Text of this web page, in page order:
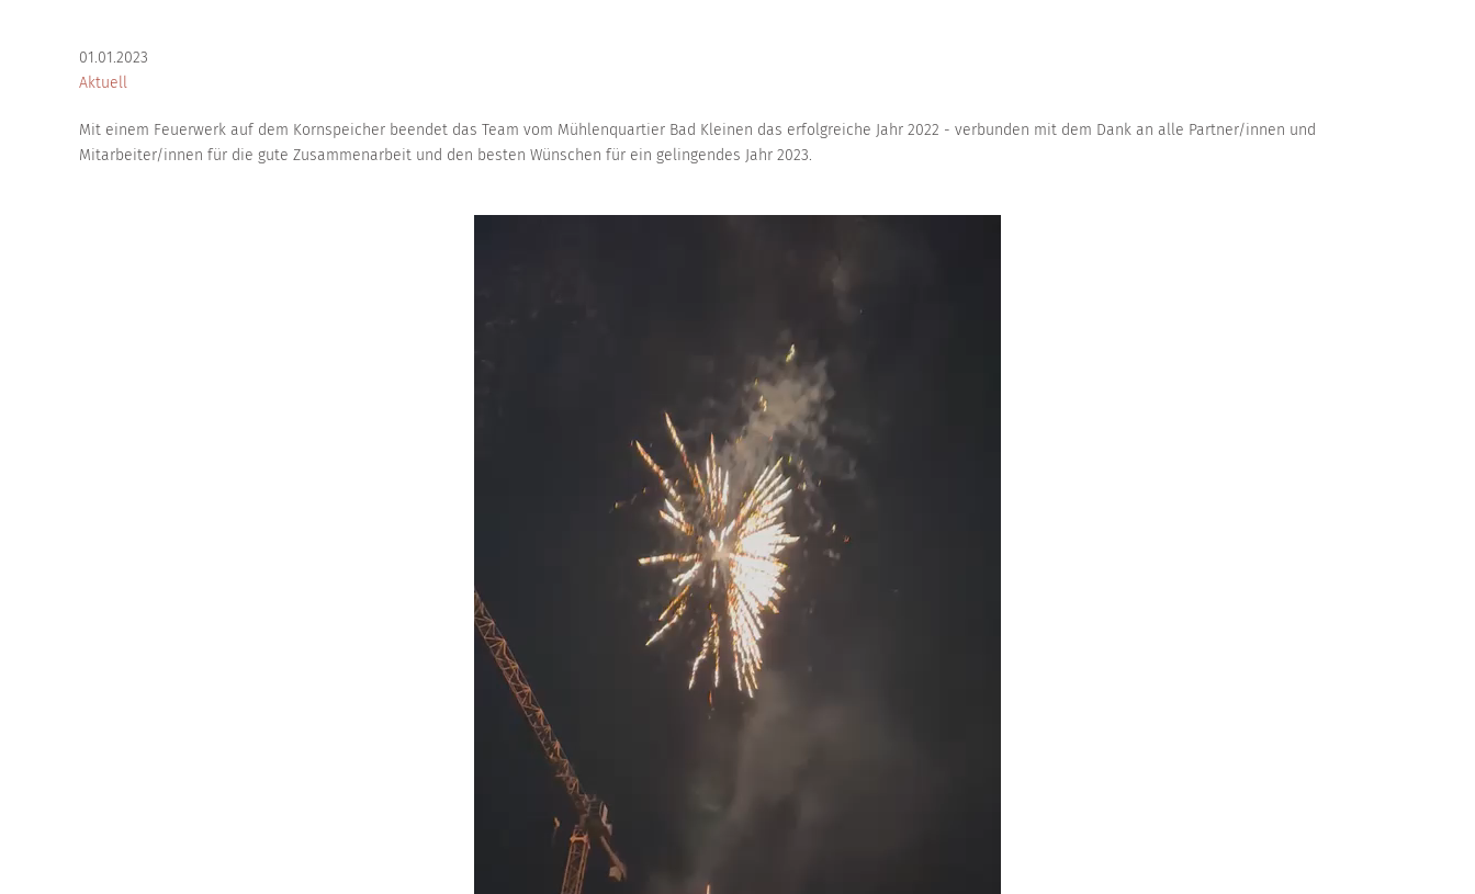
01.01.2023
Aktuell
Mit einem Feuerwerk auf dem Kornspeicher beendet das Team vom Mühlenquartier Bad Kleinen das erfolgreiche Jahr 2022 - verbunden mit dem Dank an alle Partner/innen und
Mitarbeiter/innen für die gute Zusammenarbeit und den besten Wünschen für ein gelingendes Jahr 2023.